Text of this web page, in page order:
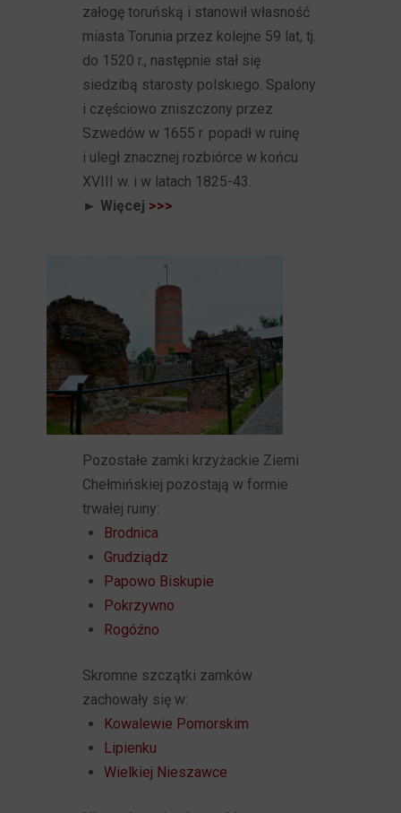
załogę toruńską i stanowił własność
miasta Torunia przez kolejne 59 lat, tj.
do 1520 r., następnie stał się
siedzibą starosty polskiego. Spalony
i częściowo zniszczony przez
Szwedów w 1655 r. popadł w ruinę
i uległ znacznej rozbiórce w końcu
XVIII w. i w latach 1825-43.
► Więcej >>>
Pozostałe zamki krzyżackie Ziemi
Chełmińskiej pozostają w formie
trwałej ruiny:
Brodnica
Grudziądz
Papowo Biskupie
Pokrzywno
Rogóźno
Skromne szczątki zamków
zachowały się w:
Kowalewie Pomorskim
Lipienku
Wielkiej Nieszawce